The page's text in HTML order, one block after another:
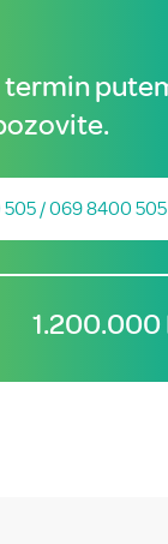
505 / 069 8400 505
1.200.000